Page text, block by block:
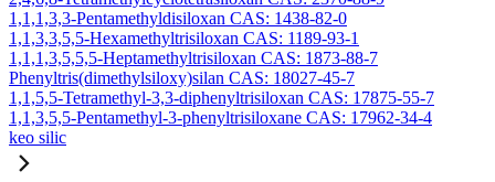
1,1,1,3,3-Pentamethyldisiloxan CAS: 1438-82-0
1,1,3,3,5,5-Hexamethyltrisiloxan CAS: 1189-93-1
1,1,1,3,5,5,5-Heptamethyltrisiloxan CAS: 1873-88-7
Phenyltris(dimethylsiloxy)silan CAS: 18027-45-7
1,1,5,5-Tetramethyl-3,3-diphenyltrisiloxan CAS: 17875-55-7
1,1,3,5,5-Pentamethyl-3-phenyltrisiloxane CAS: 17962-34-4
keo silic